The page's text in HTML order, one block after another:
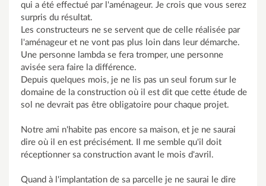
qui a été effectué par l'aménageur. Je crois que vous serez
surpris du résultat.
Les constructeurs ne se servent que de celle réalisée par
l'aménageur et ne vont pas plus loin dans leur démarche.
Une personne lambda se fera tromper, une personne
avisée sera faire la différence.
Depuis quelques mois, je ne lis pas un seul forum sur le
domaine de la construction où il est dit que cette étude de
sol ne devrait pas être obligatoire pour chaque projet.
Notre ami n'habite pas encore sa maison, et je ne saurai
dire où il en est précisément. Il me semble qu'il doit
réceptionner sa construction avant le mois d'avril.
Quand à l'implantation de sa parcelle je ne saurai le dire